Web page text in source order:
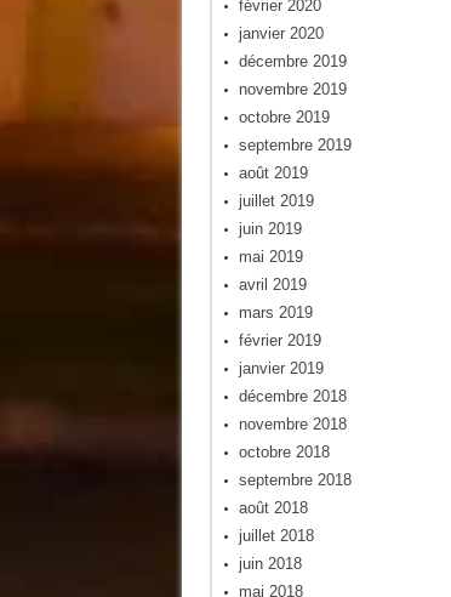
février 2020
janvier 2020
décembre 2019
novembre 2019
octobre 2019
septembre 2019
août 2019
juillet 2019
juin 2019
mai 2019
avril 2019
mars 2019
février 2019
janvier 2019
décembre 2018
novembre 2018
octobre 2018
septembre 2018
août 2018
juillet 2018
juin 2018
mai 2018